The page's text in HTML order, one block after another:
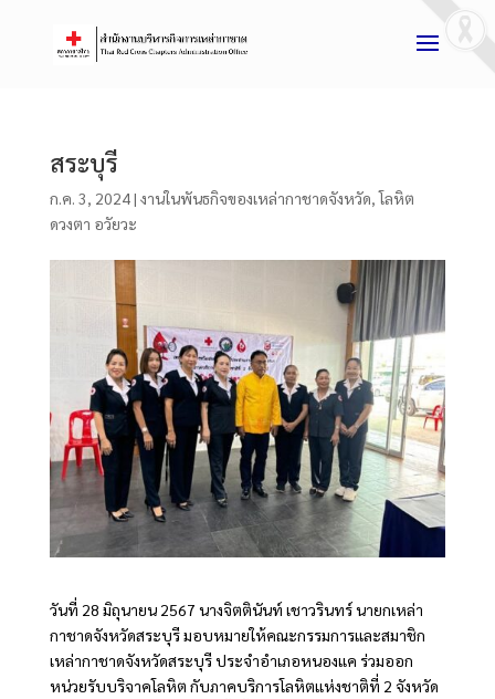
สระบุรี
ก.ค. 3, 2024| งานในพันธกิจของเหล่ากาชาดจังหวัด,โลหิต
ดวงตา อวัยวะ
วันที่ 28 มิถุนายน 2567 นางจิตตินันท์ เชาวรินทร์ นายกเหล่า
กาชาดจังหวัดสระบุรี มอบหมายให้คณะกรรมการและสมาชิก
เหล่ากาชาดจังหวัดสระบุรี ประจำอำเภอหนองแค ร่วมออก
หน่วยรับบริจาคโลหิต กับภาคบริการโลหิตแห่งชาติที่ 2 จังหวัด